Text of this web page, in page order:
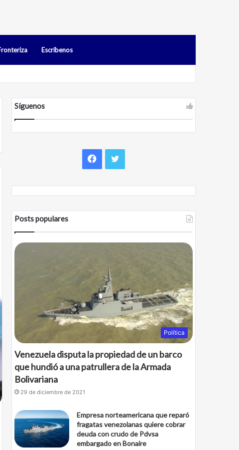
Escríbenos
en Falcón
Síguenos
b
o
k
t
Posts populares
Política
Venezuela disputa la propiedad de un barco
que hundió a una patrullera de la Armada
Bolivariana
29 de diciembre de 2021
Empresa norteamericana que reparó
fragatas venezolanas quiere cobrar
deuda con crudo de Pdvsa
embargado en Bonaire